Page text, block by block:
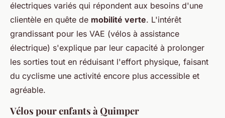
électriques variés qui répondent aux besoins d'une
clientèle en quête de mobilité verte. L'intérêt
grandissant pour les VAE (vélos à assistance
électrique) s'explique par leur capacité à prolonger
les sorties tout en réduisant l'effort physique, faisant
du cyclisme une activité encore plus accessible et
agréable.
Vélos pour enfants à Quimper